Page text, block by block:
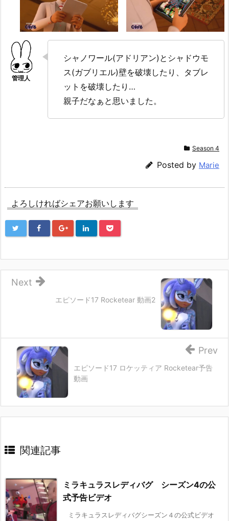
シャノワール(アドリアン)とシャドウモ
ス(ガブリエル)壁を破壊したり、タブレ
ットを破壊したり…
親子だなぁと思いました。
Season 4
Posted by Marie
よろしければシェアお願いします
エピソード17 Rocketear 動画2
Next
エピソード17 ロケッティア Rocketear予告
動画
Prev
関連記事
ミラキュラスレディバグ シーズン4の公
式予告ビデオ
ミラキュラスレディバグシーズン４の公式ビデオ